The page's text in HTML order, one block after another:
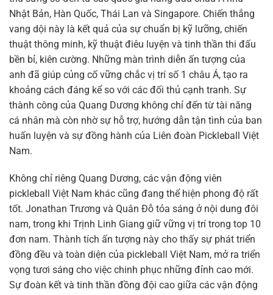
Nhật Bản, Hàn Quốc, Thái Lan và Singapore. Chiến thắng
vang dội này là kết quả của sự chuẩn bị kỹ lưỡng, chiến
thuật thông minh, kỹ thuật điêu luyện và tinh thần thi đấu
bền bỉ, kiên cường. Những màn trình diễn ấn tượng của
anh đã giúp củng cố vững chắc vị trí số 1 châu Á, tạo ra
khoảng cách đáng kể so với các đối thủ cạnh tranh. Sự
thành công của Quang Dương không chỉ đến từ tài năng
cá nhân mà còn nhờ sự hỗ trợ, hướng dẫn tận tình của ban
huấn luyện và sự đồng hành của Liên đoàn Pickleball Việt
Nam.
Không chỉ riêng Quang Dương, các vận động viên
pickleball Việt Nam khác cũng đang thể hiện phong độ rất
tốt. Jonathan Trương và Quân Đỗ tỏa sáng ở nội dung đôi
nam, trong khi Trịnh Linh Giang giữ vững vị trí trong top 10
đơn nam. Thành tích ấn tượng này cho thấy sự phát triển
đồng đều và toàn diện của pickleball Việt Nam, mở ra triển
vọng tươi sáng cho việc chinh phục những đỉnh cao mới.
Sự đoàn kết và tinh thần đồng đội cao giữa các vận động